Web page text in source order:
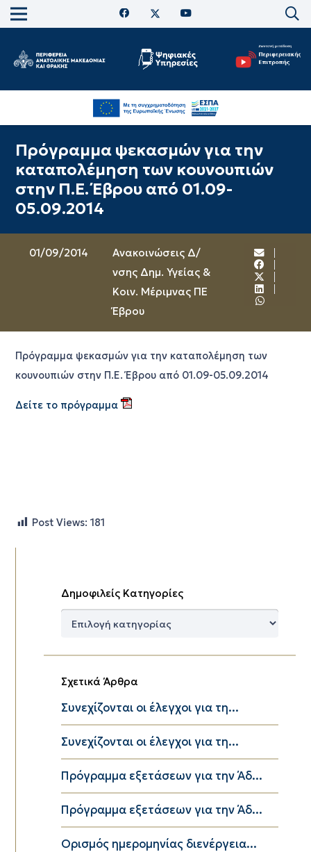
Πρόγραμμα ψεκασμών για την
καταπολέμηση των κουνουπιών
στην Π.Ε. Έβρου από 01.09-
05.09.2014
01/09/2014
Ανακοινώσεις Δ/
νσης Δημ. Υγείας &
Κοιν. Μέριμνας ΠΕ
Έβρου
Πρόγραμμα ψεκασμών για την καταπολέμηση των
κουνουπιών στην Π.Ε. Έβρου από 01.09-05.09.2014
Δείτε το πρόγραμμα
Post Views: 181
Δημοφιλείς Κατηγορίες
Δημοφιλείς
Σχετικά Άρθρα
Συνεχίζονται οι έλεγχοι για τη...
Συνεχίζονται οι έλεγχοι για τη...
Πρόγραμμα εξετάσεων για την Άδ...
Πρόγραμμα εξετάσεων για την Άδ...
Ορισμός ημερομηνίας διενέργεια...